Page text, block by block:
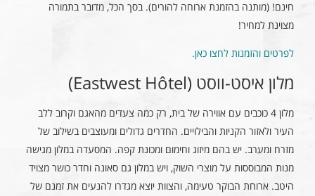
חינם! (מותנה בהזמנת ארוחה להורים). בסך הכל, מדובר בתמורה
מצוינת למחיר!
לפרטים והזמנות לחצו כאן.
מלון איסט-ווסט (Eastwest Hôtel)
מלון 4 כוכבים עם אווירה של בית, רק כמה צעדים מהאגם וקרוב ללב
העיר ולאזור הקניות והבילויים. החדרים גדולים ומעוצבים בשילוב של
מזרח ומערב. יש בהם מיזוג וחימום ומכונת קפה. המסעדה במלון מגישה
מנות המבוססות על מוצרי השוק, ויש במלון גם סאונה וחדר כושר מצויד
היטב. ארוחת הבוקר טעימה, והצוות יוצא מגדרו להנעים את זמנם של